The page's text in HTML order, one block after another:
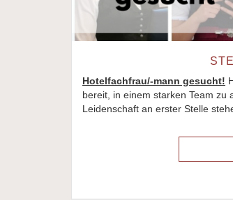
Hotelfachfrau/-mann gesucht!
bereit, in einem starken Team zu
Leidenschaft an erster Stelle